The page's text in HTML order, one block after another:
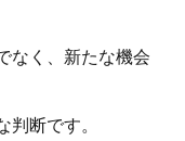
なく、新たな機会
断です。